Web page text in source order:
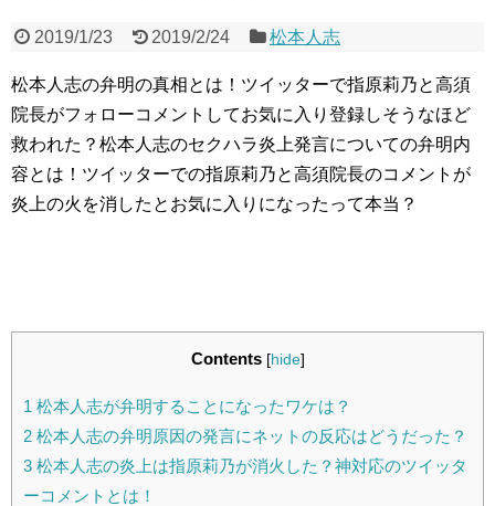
2019/1/23 2019/2/24 松本人志
松本人志の弁明の真相とは！ツイッターで指原莉乃と高須
院長がフォローコメントしてお気に入り登録しそうなほど
救われた？松本人志のセクハラ炎上発言についての弁明内
容とは！ツイッターでの指原莉乃と高須院長のコメントが
炎上の火を消したとお気に入りになったって本当？
Contents [hide]
1 松本人志が弁明することになったワケは？
2 松本人志の弁明原因の発言にネットの反応はどうだった？
3 松本人志の炎上は指原莉乃が消火した？神対応のツイッタ
ーコメントとは！